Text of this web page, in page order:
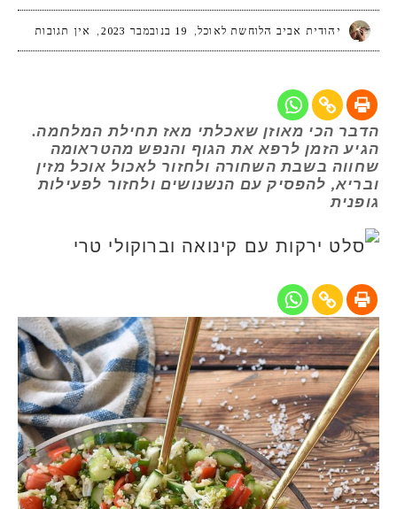
יהודית אביב הלוחשת לאוכל 19 בנובמבר 2023 אין תגובות
הדבר הכי מאוזן שאכלתי מאז תחילת המלחמה.
הגיע הזמן לרפא את הגוף והנפש מהטראומה
שחווה בשבת השחורה ולחזור לאכול אוכל מזין
ובריא, להפסיק עם הנשנושים ולחזור לפעילות
גופנית